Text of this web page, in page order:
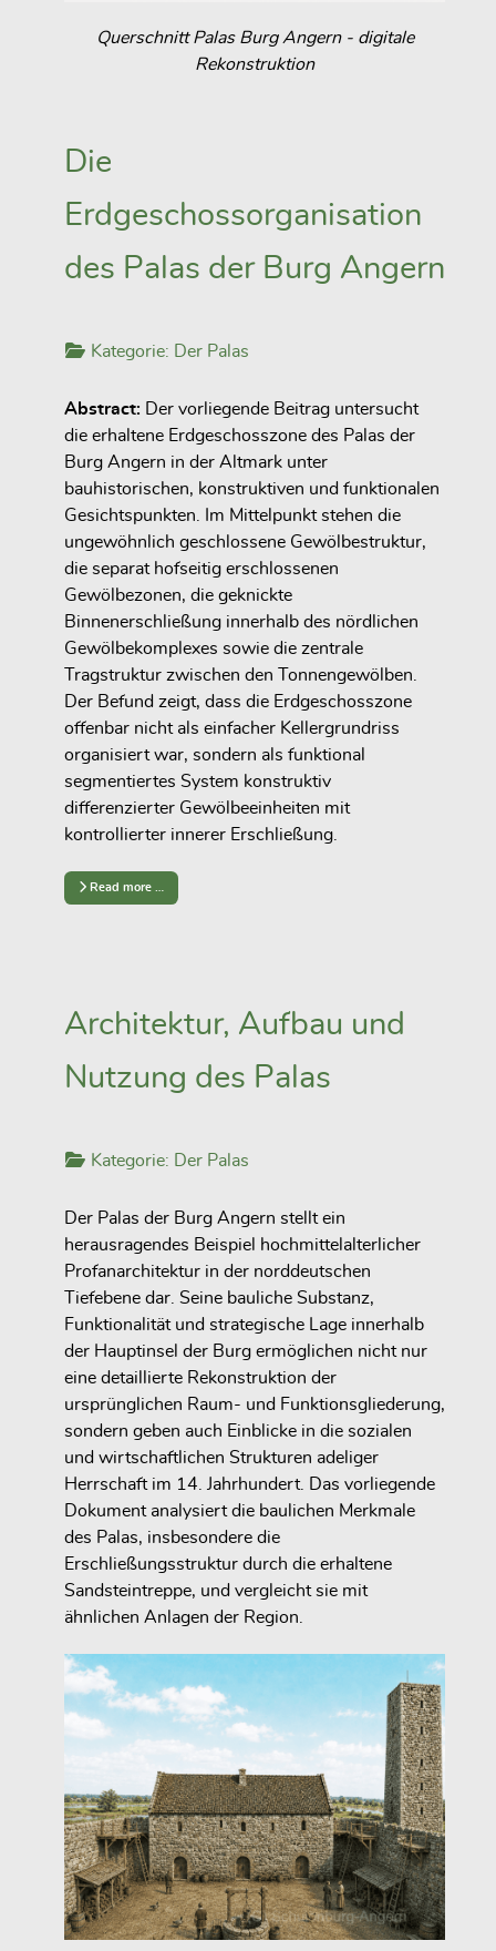
Querschnitt Palas Burg Angern - digitale
Rekonstruktion
Die
Erdgeschossorganisation
des Palas der Burg Angern
Kategorie: Der Palas
Abstract: Der vorliegende Beitrag untersucht
die erhaltene Erdgeschosszone des Palas der
Burg Angern in der Altmark unter
bauhistorischen, konstruktiven und funktionalen
Gesichtspunkten. Im Mittelpunkt stehen die
ungewöhnlich geschlossene Gewölbestruktur,
die separat hofseitig erschlossenen
Gewölbezonen, die geknickte
Binnenerschließung innerhalb des nördlichen
Gewölbekomplexes sowie die zentrale
Tragstruktur zwischen den Tonnengewölben.
Der Befund zeigt, dass die Erdgeschosszone
offenbar nicht als einfacher Kellergrundriss
organisiert war, sondern als funktional
segmentiertes System konstruktiv
differenzierter Gewölbeeinheiten mit
kontrollierter innerer Erschließung.
Read more …
Architektur, Aufbau und
Nutzung des Palas
Kategorie: Der Palas
Der Palas der Burg Angern stellt ein
herausragendes Beispiel hochmittelalterlicher
Profanarchitektur in der norddeutschen
Tiefebene dar. Seine bauliche Substanz,
Funktionalität und strategische Lage innerhalb
der Hauptinsel der Burg ermöglichen nicht nur
eine detaillierte Rekonstruktion der
ursprünglichen Raum- und Funktionsgliederung,
sondern geben auch Einblicke in die sozialen
und wirtschaftlichen Strukturen adeliger
Herrschaft im 14. Jahrhundert. Das vorliegende
Dokument analysiert die baulichen Merkmale
des Palas, insbesondere die
Erschließungsstruktur durch die erhaltene
Sandsteintreppe, und vergleicht sie mit
ähnlichen Anlagen der Region.